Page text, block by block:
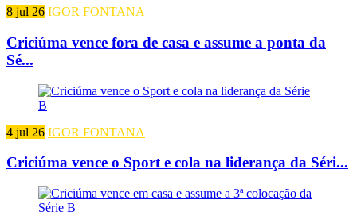
8 jul 26 IGOR FONTANA
Criciúma vence fora de casa e assume a ponta da
Sé...
4 jul 26 IGOR FONTANA
Criciúma vence o Sport e cola na liderança da Séri...